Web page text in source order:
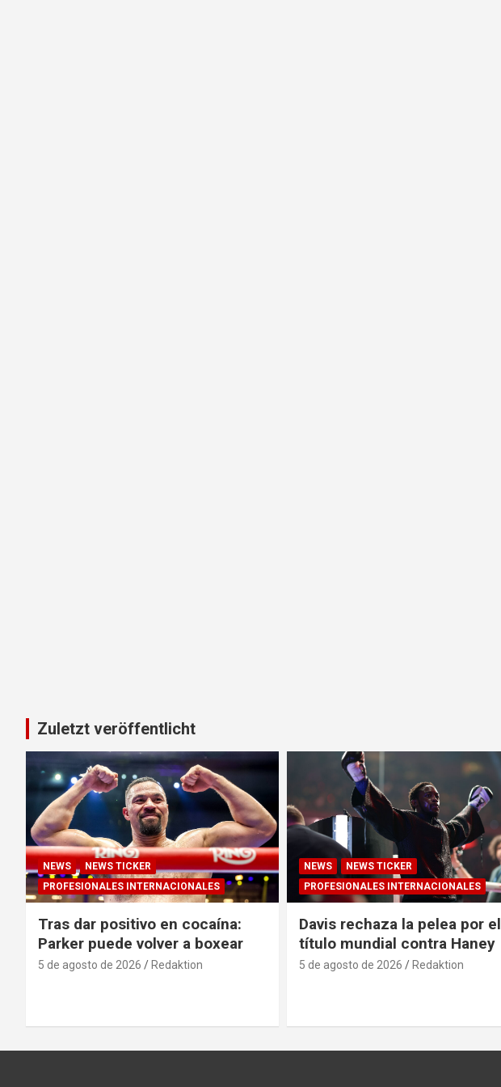
Zuletzt veröffentlicht
NEWS
NEWS TICKER
PROFESIONALES INTERNACIONALES
Tras dar positivo en cocaína:
Parker puede volver a boxear
5 de agosto de 2026 Redaktion
NEWS
NEWS TICKER
PROFESIONALES INTERNACIONALES
Davis rechaza la pelea por el
título mundial contra Haney
5 de agosto de 2026 Redaktion